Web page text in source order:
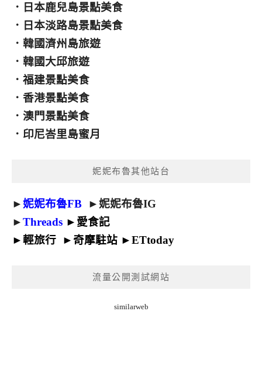
． 日本鹿兒島景點美食
． 日本淡路島景點美食
． 韓國濟州島旅遊
． 韓國大邱旅遊
． 福建景點美食
． 香港景點美食
． 澳門景點美食
． 印尼峇里島蜜月
妮妮布魯其他站台
►妮妮布魯FB ►妮妮布魯IG
►Threads ► 愛食記
►輕旅行 ► 奇摩駐站 ►ETtoday
流量公開測試網站
similarweb